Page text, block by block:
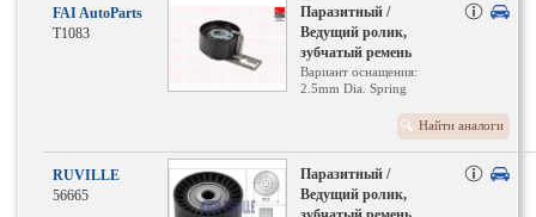
FAI AutoParts
T1083
Паразитный /
Ведущий ролик,
зубчатый ремень
Вариант оснащения:
2.5mm Dia. Spring
Найти аналоги
RUVILLE
56665
Паразитный /
Ведущий ролик,